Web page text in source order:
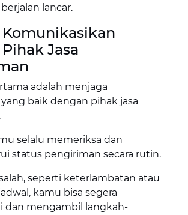
lancar.
Komunikasikan
Jasa
adalah menjaga
baik dengan pihak jasa
selalu memeriksa dan
status pengiriman secara rutin.
seperti keterlambatan atau
kamu bisa segera
dan mengambil langkah-